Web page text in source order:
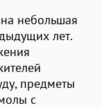
небольшая
лет.
предметы
с